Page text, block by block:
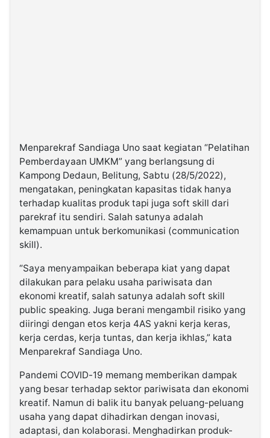
Menparekraf Sandiaga Uno saat kegiatan “Pelatihan
Pemberdayaan UMKM” yang berlangsung di
Kampong Dedaun, Belitung, Sabtu (28/5/2022),
mengatakan, peningkatan kapasitas tidak hanya
terhadap kualitas produk tapi juga soft skill dari
parekraf itu sendiri. Salah satunya adalah
kemampuan untuk berkomunikasi (communication
skill).
“Saya menyampaikan beberapa kiat yang dapat
dilakukan para pelaku usaha pariwisata dan
ekonomi kreatif, salah satunya adalah soft skill
public speaking. Juga berani mengambil risiko yang
diiringi dengan etos kerja 4AS yakni kerja keras,
kerja cerdas, kerja tuntas, dan kerja ikhlas,” kata
Menparekraf Sandiaga Uno.
Pandemi COVID-19 memang memberikan dampak
yang besar terhadap sektor pariwisata dan ekonomi
kreatif. Namun di balik itu banyak peluang-peluang
usaha yang dapat dihadirkan dengan inovasi,
adaptasi, dan kolaborasi. Menghadirkan produk-